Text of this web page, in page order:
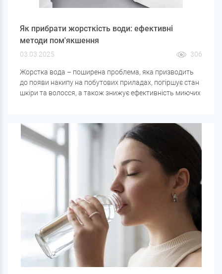
Як прибрати жорсткість води: ефективні
методи пом'якшення
03.03.2025 306
Жорстка вода – поширена проблема, яка призводить
до появи накипу на побутових приладах, погіршує стан
шкіри та волосся, а також знижує ефективність миючих
як вибрати потрібний варіант для вашого будинку.